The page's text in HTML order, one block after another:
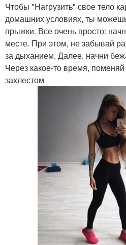
Чтобы "Нагрузить" свое тело
домашних условиях, ты
прыжки. Все очень просто:
месте. При этом, не забывай
за дыханием. Далее, начни
Через какое-то время, поменяй
захлестом